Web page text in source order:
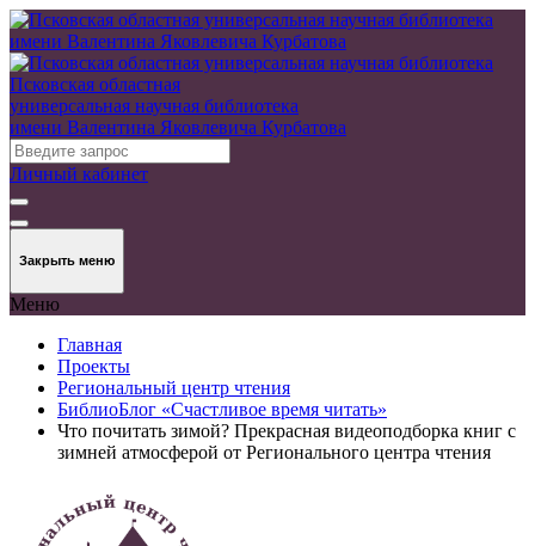
Псковская областная
универсальная научная библиотека
имени Валентина Яковлевича Курбатова
Личный кабинет
Закрыть меню
Меню
Главная
Проекты
Региональный центр чтения
БиблиоБлог «Счастливое время читать»
Что почитать зимой? Прекрасная видеоподборка книг с
зимней атмосферой от Регионального центра чтения